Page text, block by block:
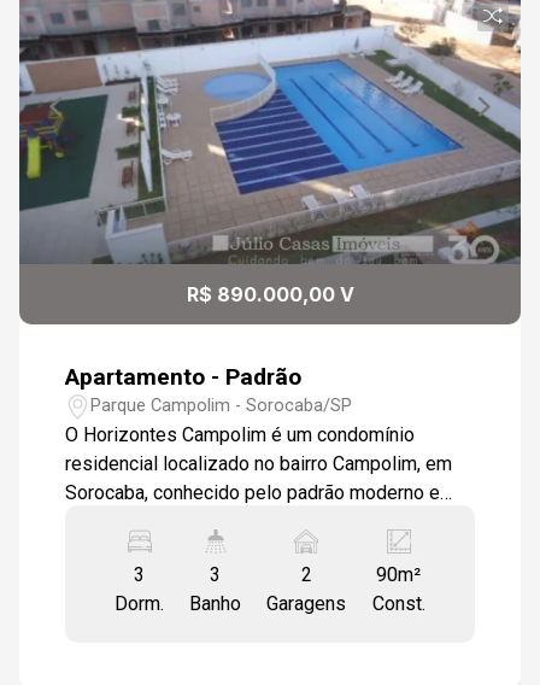
R$ 890.000,00 V
Apartamento - Padrão
Parque Campolim - Sorocaba/SP
O Horizontes Campolim é um condomínio
residencial localizado no bairro Campolim, em
Sorocaba, conhecido pelo padrão moderno e
do Apartamento Sala 2 ambientes com varanda
gourmet Cozinha americana com bancada e pia
em granito Armários planejados e gabinete
3
Dorm.
3
Banho
2
Garagens
90m²
Const.